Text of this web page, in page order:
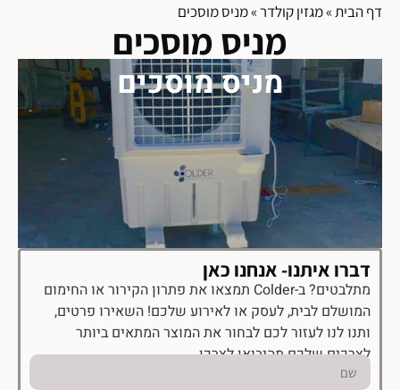
דברו איתנו- אנחנו כאן
מתלבטים? ב-Colder תמצאו את פתרון הקירור או החימום
המושלם לבית, לעסק או לאירוע שלכם! השאירו פרטים,
ותנו לנו לעזור לכם לבחור את המוצר המתאים ביותר
לצרכים שלכם מהיבואן לצרכן.
מניס מוסכים
מניס מוסכים
דף הבית»מגזין קולדר»מניס מוסכים